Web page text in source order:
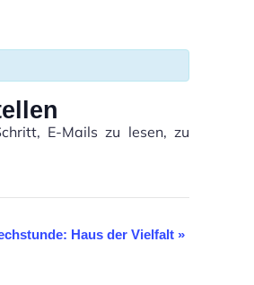
E-Mails zu lesen, zu
Haus der Vielfalt »